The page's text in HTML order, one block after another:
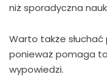
niż sporadyczna
Warto także
ponieważ pomaga
wypowiedzi.